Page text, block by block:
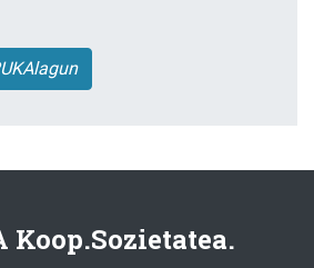
Koop.Sozietatea.